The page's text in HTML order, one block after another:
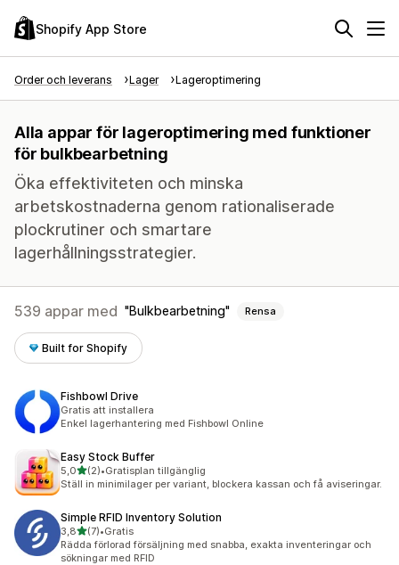
Shopify App Store
Order och leverans Lager Lageroptimering
Alla appar för lageroptimering med funktioner
för bulkbearbetning
Öka effektiviteten och minska
arbetskostnaderna genom rationaliserade
plockrutiner och smartare
lagerhållningsstrategier.
539 appar med Bulkbearbetning Rensa
Built for Shopify
Fishbowl Drive
Gratis att installera
Enkel lagerhantering med Fishbowl Online
Easy Stock Buffer
5,0av 5 stjärnor
(2)
2 recensioner totalt
•Gratisplan tillgänglig
Ställ in minimilager per variant, blockera kassan och få aviseringar.
Simple RFID Inventory Solution
3,8av 5 stjärnor
(7)
7 recensioner totalt
•Gratis
Rädda förlorad försäljning med snabba, exakta inventeringar och
sökningar med RFID